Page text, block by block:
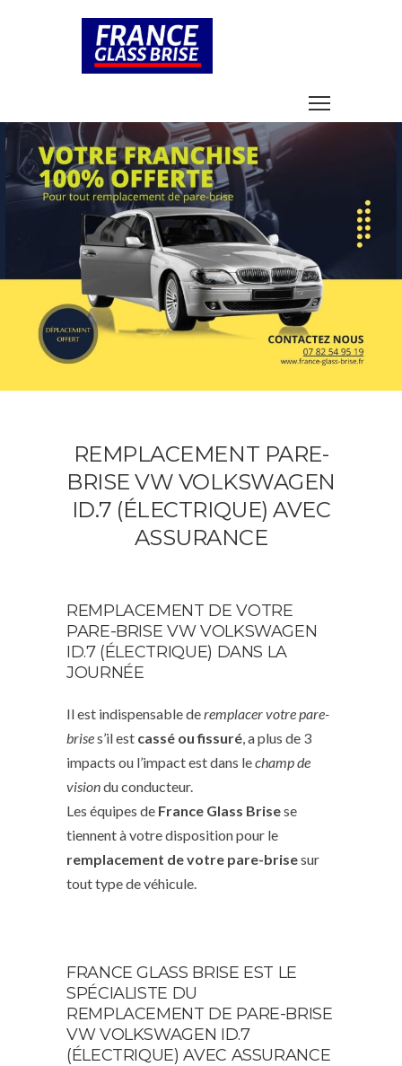
REMPLACEMENT PARE-
BRISE VW VOLKSWAGEN
ID.7 (ÉLECTRIQUE) AVEC
ASSURANCE
REMPLACEMENT DE VOTRE
PARE-BRISE VW VOLKSWAGEN
ID.7 (ÉLECTRIQUE) DANS LA
JOURNÉE
Il est indispensable deremplacer votre pare-
brises’il est cassé ou fissuré , a plus de 3
impacts ou l’impact est dans lechamp de
visiondu conducteur.
Les équipes de France Glass Brisese
tiennent à votre disposition pour le
remplacement de votre pare-brisesur
tout type de véhicule.
FRANCE GLASS BRISE EST LE
SPÉCIALISTE DU
REMPLACEMENT DE PARE-BRISE
VW VOLKSWAGEN ID.7
(ÉLECTRIQUE) AVEC ASSURANCE